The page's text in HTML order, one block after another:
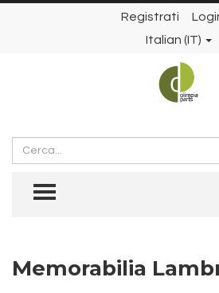
Registrati
Italian (IT)
Cerca
TOGGLE MENU
Memorabilia